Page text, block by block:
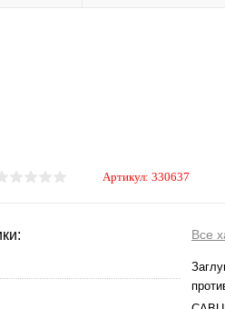
Артикул: 330637
Все